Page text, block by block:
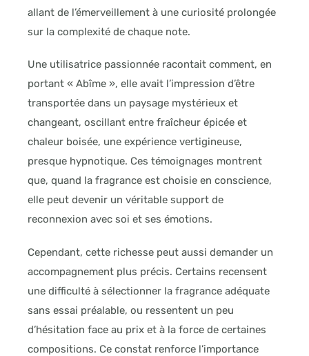
allant de l’émerveillement à une curiosité prolongée
sur la complexité de chaque note.
Une utilisatrice passionnée racontait comment, en
portant « Abîme », elle avait l’impression d’être
transportée dans un paysage mystérieux et
changeant, oscillant entre fraîcheur épicée et
chaleur boisée, une expérience vertigineuse,
presque hypnotique. Ces témoignages montrent
que, quand la fragrance est choisie en conscience,
elle peut devenir un véritable support de
reconnexion avec soi et ses émotions.
Cependant, cette richesse peut aussi demander un
accompagnement plus précis. Certains recensent
une difficulté à sélectionner la fragrance adéquate
sans essai préalable, ou ressentent un peu
d’hésitation face au prix et à la force de certaines
compositions. Ce constat renforce l’importance